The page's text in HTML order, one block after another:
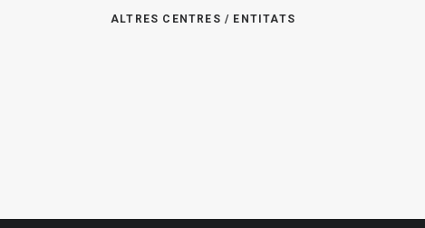
ALTRES CENTRES / ENTITATS